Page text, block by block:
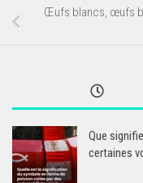
Œufs blancs, œufs
Que
certaines